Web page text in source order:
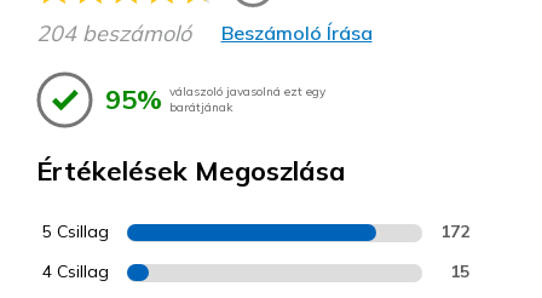
204 beszámoló Beszámoló Írása
95% válaszoló javasolná ezt egy
barátjának
Értékelések Megoszlása
5 Csillag 172
4 Csillag 15